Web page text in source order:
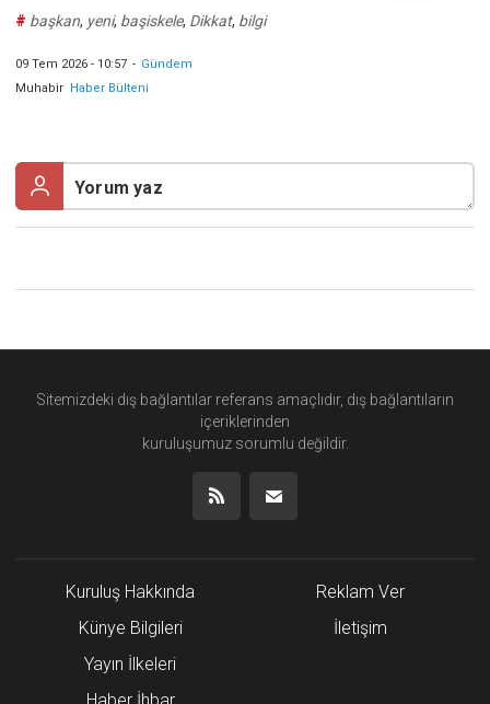
# başkan, yeni, başiskele, Dikkat, bilgi
09 Tem 2026 - 10:57 - Gündem
Muhabir Haber Bülteni
Sitemizdeki dış bağlantılar referans amaçlıdır, dış bağlantıların
içeriklerinden
kuruluşumuz sorumlu değildir.
Kuruluş Hakkında
Künye Bilgileri
Yayın İlkeleri
Haber İhbar
Reklam Ver
İletişim